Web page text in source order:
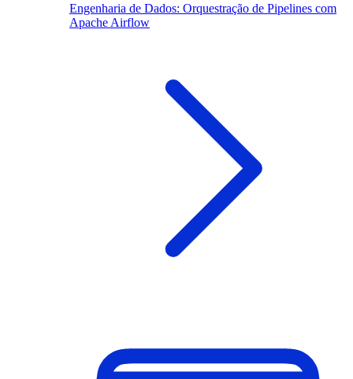
Engenharia de Dados: Orquestração de Pipelines com
Apache Airflow